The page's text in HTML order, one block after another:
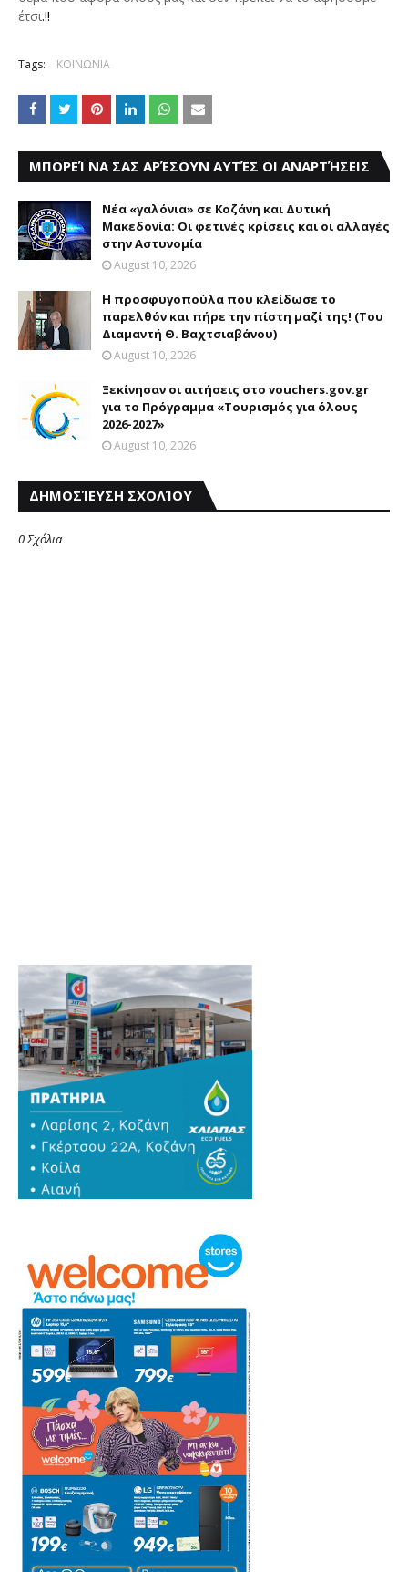
έτσι.!!
Tags: ΚΟΙΝΩΝΙΑ
ΜΠΟΡΕΊ ΝΑ ΣΑΣ ΑΡΈΣΟΥΝ ΑΥΤΈΣ ΟΙ ΑΝΑΡΤΉΣΕΙΣ
Νέα «γαλόνια» σε Κοζάνη και Δυτική
Μακεδονία: Οι φετινές κρίσεις και οι αλλαγές
στην Αστυνομία
August 10, 2026
Η προσφυγοπούλα που κλείδωσε το
παρελθόν και πήρε την πίστη μαζί της! (Του
Διαμαντή Θ. Βαχτσιαβάνου)
August 10, 2026
Ξεκίνησαν οι αιτήσεις στο vouchers.gov.gr
για το Πρόγραμμα «Τουρισμός για όλους
2026-2027»
August 10, 2026
ΔΗΜΟΣΊΕΥΣΗ ΣΧΟΛΊΟΥ
0 Σχόλια